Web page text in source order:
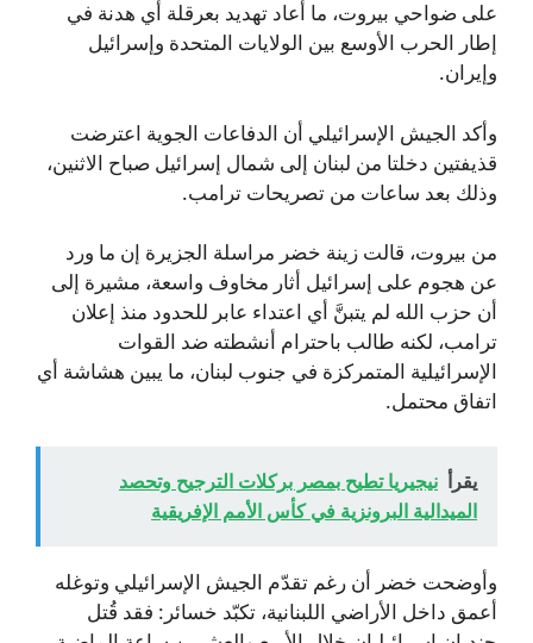
على ضواحي بيروت، ما أعاد تهديد بعرقلة أي هدنة في
إطار الحرب الأوسع بين الولايات المتحدة وإسرائيل
وإيران.
وأكد الجيش الإسرائيلي أن الدفاعات الجوية اعترضت
قذيفتين دخلتا من لبنان إلى شمال إسرائيل صباح الاثنين،
وذلك بعد ساعات من تصريحات ترامب.
من بيروت، قالت زينة خضر مراسلة الجزيرة إن ما ورد
عن هجوم على إسرائيل أثار مخاوف واسعة، مشيرة إلى
أن حزب الله لم يتبنَّ أي اعتداء عابر للحدود منذ إعلان
ترامب، لكنه طالب باحترام أنشطته ضد القوات
الإسرائيلية المتمركزة في جنوب لبنان، ما يبين هشاشة أي
اتفاق محتمل.
يقرأ نيجيريا تطيح بمصر بركلات الترجيح وتحصد
الميدالية البرونزية في كأس الأمم الإفريقية
وأوضحت خضر أن رغم تقدّم الجيش الإسرائيلي وتوغله
أعمق داخل الأراضي اللبنانية، تكبّد خسائر: فقد قُتل